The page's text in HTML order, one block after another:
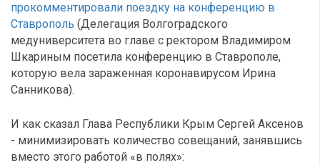
прокомментировали поездку на конференцию в
Ставрополь (Делегация Волгоградского
медуниверситета во главе с ректором Владимиром
Шкариным посетила конференцию в Ставрополе,
которую вела зараженная коронавирусом Ирина
Санникова).
И как сказал Глава Республики Крым Сергей Аксенов
- минимизировать количество совещаний, занявшись
вместо этого работой «в полях»: